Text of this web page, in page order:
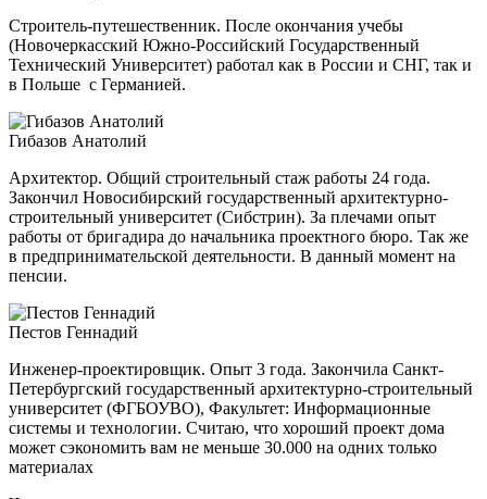
Строитель-путешественник. После окончания учебы
(Новочеркасский Южно-Российский Государственный
Технический Университет) работал как в России и СНГ, так и
в Польше с Германией.
Гибазов Анатолий
Архитектор. Общий строительный стаж работы 24 года.
Закончил Новосибирский государственный архитектурно-
строительный университет (Сибстрин). За плечами опыт
работы от бригадира до начальника проектного бюро. Так же
в предпринимательской деятельности. В данный момент на
пенсии.
Пестов Геннадий
Инженер-проектировщик. Опыт 3 года. Закончила Санкт-
Петербургский государственный архитектурно-строительный
университет (ФГБОУВО), Факультет: Информационные
системы и технологии. Считаю, что хороший проект дома
может сэкономить вам не меньше 30.000 на одних только
материалах